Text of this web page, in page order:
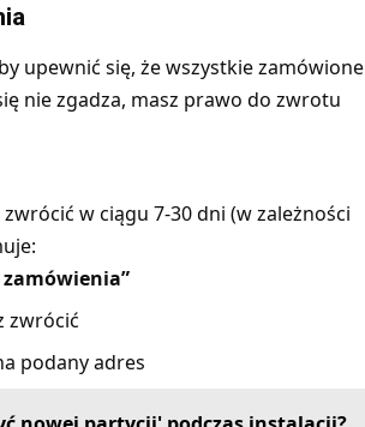
upewnić się, że wszystkie zamówione
nie zgadza, masz prawo do zwrotu
w ciągu 7-30 dni (w zależności
zamówienia”
zwrócić
podany adres